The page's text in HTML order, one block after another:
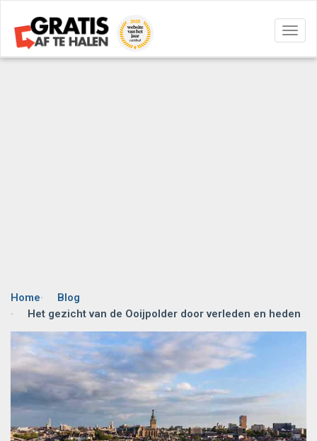
aan/
Home
Blog
Het gezicht van de Ooijpolder door verleden en heden